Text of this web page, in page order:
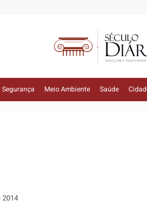
Segurança Meio Ambiente Saúde
2014